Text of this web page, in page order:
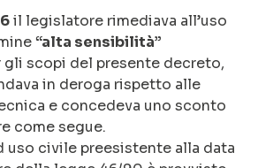
il legislatore rimediava all’uso
“alta sensibilità”
scopi del presente decreto,
in deroga rispetto alle
e concedeva uno sconto
come segue.
uso civile preesistente alla data